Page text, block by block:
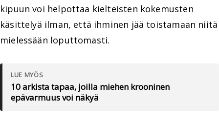
kipuun voi helpottaa kielteisten kokemusten
käsittelyä ilman, että ihminen jää toistamaan niitä
mielessään loputtomasti.
LUE MYÖS
10 arkista tapaa, joilla miehen krooninen
epävarmuus voi näkyä